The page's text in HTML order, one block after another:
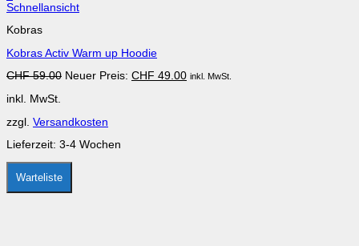
Dieses
weist
Varianten
Die
können
der
Produktseite
gewählt
werden
Schnellansicht
Kobras
Kobras Activ Warm up Hoodie
CHF59.00 Ursprünglicher
Neuer Preis: CHF 49.00Aktueller
inkl. MwSt.
inkl. MwSt.
zzgl. Versandkosten
Lieferzeit: 3-4 Wochen
Warteliste